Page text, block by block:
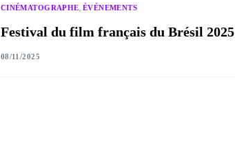
CINÉMATOGRAPHE, ÉVÉNEMENTS
Festival du film français du Brésil 2025
08/11/2025